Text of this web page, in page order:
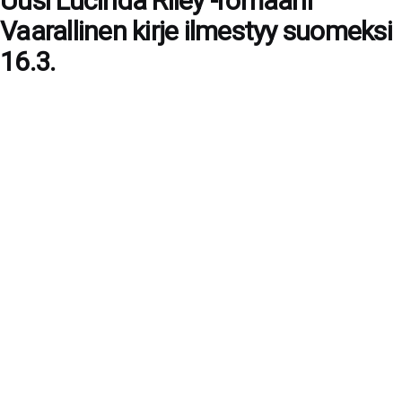
Vaarallinen kirje ilmestyy suomeksi
16.3.